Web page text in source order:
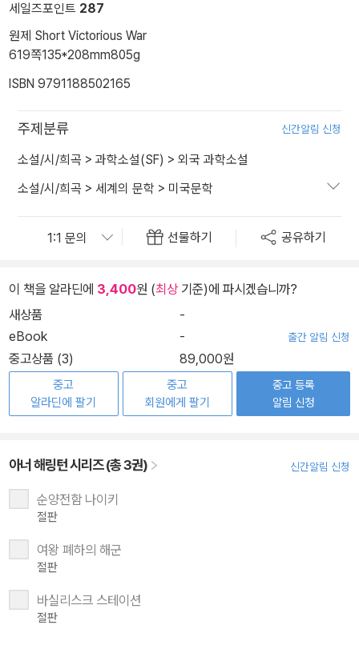
세일즈포인트 287
원제 Short Victorious War
619쪽135*208mm805g
ISBN 9791188502165
주제분류 신간알림 신청
소설/시/희곡 > 과학소설(SF) > 외국 과학소설
소설/시/희곡 > 세계의 문학 > 미국문학
선물하기 공유하기
이 책을 알라딘에 3,400원 (최상기준)에 파시겠습니까?
새상품
-
eBook
- 출간 알림 신청
중고상품 (3) 89,000원
중고
알라딘에 팔기
중고
회원에게 팔기
중고 등록
알림 신청
아너 해링턴 시리즈 (총 3권) 신간알림 신청
순양전함 나이키
절판
여왕 폐하의 해군
절판
바실리스크 스테이션
절판